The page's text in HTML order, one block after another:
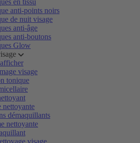
en tissu
anti-points noirs
de nuit visage
anti-âge
anti-boutons
Glow
visage
tonique
nettoyante
démaquillants
nettoyante
visage